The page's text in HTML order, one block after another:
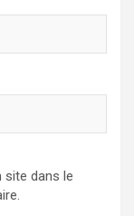
site dans le